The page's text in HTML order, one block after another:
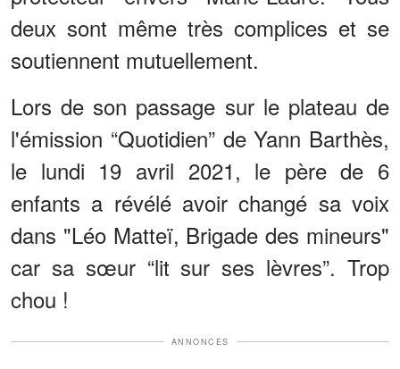
deux sont même très complices et se
soutiennent mutuellement.
Lors de son passage sur le plateau de
l'émission “Quotidien” de Yann Barthès,
le lundi 19 avril 2021, le père de 6
enfants a révélé avoir changé sa voix
dans "Léo Matteï, Brigade des mineurs"
car sa sœur “lit sur ses lèvres”. Trop
chou !
ANNONCES